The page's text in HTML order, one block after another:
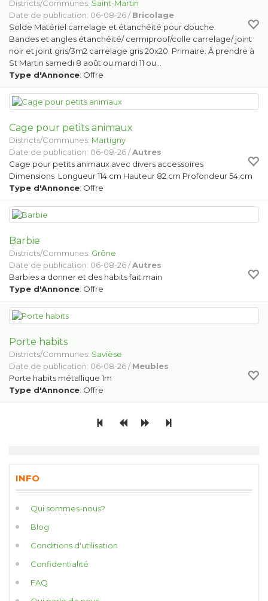
Districts/Communes: Saint-Martin
Date de publication: 06-08-26 /Bricolage
Solde Matériel carrelage et étanchéité pour douche.
Bandes et angles étanchéité/ cermiproof/colle carrelage/ joint
noir et joint gris/3m2 carrelage gris 20x20. Primaire. À prendre à
St Martin samedi 8 août ou mardi 11 ou…
Type d'Annonce: Offre
Cage pour petits animaux
Districts/Communes: Martigny
Date de publication: 06-08-26 /Autres
Cage pour petits animaux avec divers accessoires
Dimensions Longueur 114 cm Hauteur 82 cm Profondeur 54 cm
Type d'Annonce: Offre
Barbie
Districts/Communes: Grône
Date de publication: 06-08-26 /Autres
Barbies a donner et des habits fait main
Type d'Annonce: Offre
Porte habits
Districts/Communes: Savièse
Date de publication: 06-08-26 /Meubles
Porte habits métallique 1m
Type d'Annonce: Offre
INFO
Qui sommes-nous?
Blog
Conditions d'utilisation
Confidentialité
FAQ